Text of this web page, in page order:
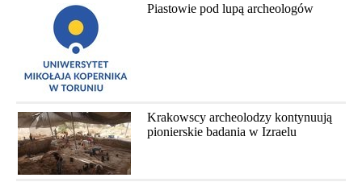
Piastowie pod lupą archeologów
Krakowscy archeolodzy kontynuują
pionierskie badania w Izraelu